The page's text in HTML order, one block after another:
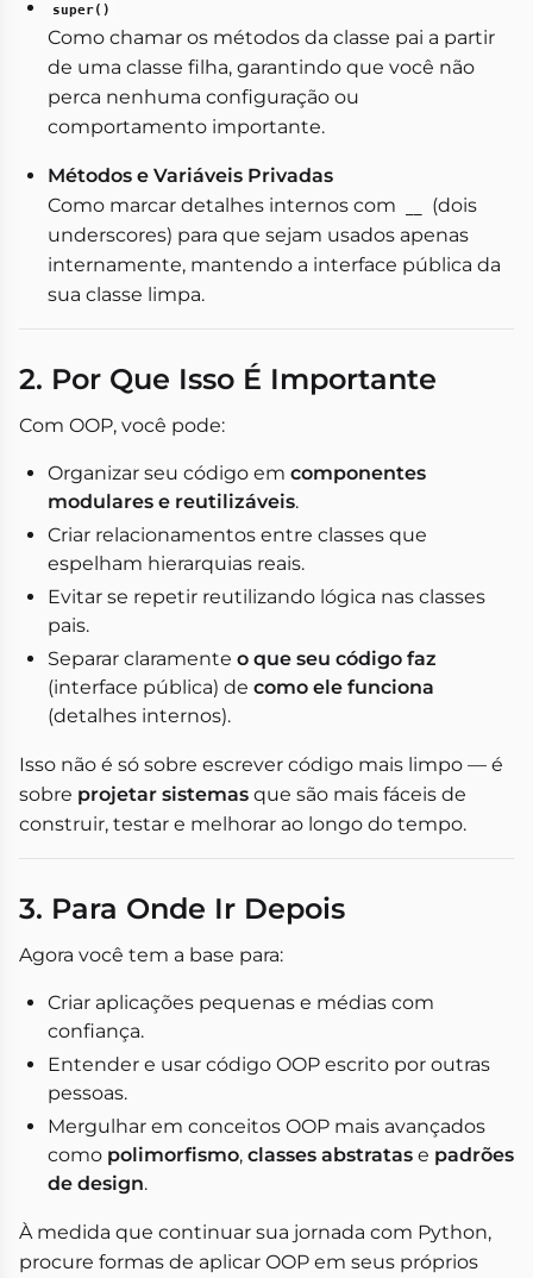
super()
Como chamar os métodos da classe pai a partir
de uma classe filha, garantindo que você não
perca nenhuma configuração ou
comportamento importante.
Métodos e Variáveis Privadas
Como marcar detalhes internos com
(dois
underscores) para que sejam usados apenas
internamente, mantendo a interface pública da
sua classe limpa.
2. Por Que Isso É Importante
Com OOP, você pode:
Organizar seu código em componentes
modulares e reutilizáveis.
Criar relacionamentos entre classes que
espelham hierarquias reais.
Evitar se repetir reutilizando lógica nas classes
pais.
Separar claramente o que seu código faz
(interface pública) de como ele funciona
(detalhes internos).
Isso não é só sobre escrever código mais limpo — é
sobre projetar sistemas que são mais fáceis de
construir, testar e melhorar ao longo do tempo.
3. Para Onde Ir Depois
Agora você tem a base para:
Criar aplicações pequenas e médias com
confiança.
Entender e usar código OOP escrito por outras
pessoas.
Mergulhar em conceitos OOP mais avançados
como polimorfismo, classes abstratas e padrões
de design.
À medida que continuar sua jornada com Python,
procure formas de aplicar OOP em seus próprios